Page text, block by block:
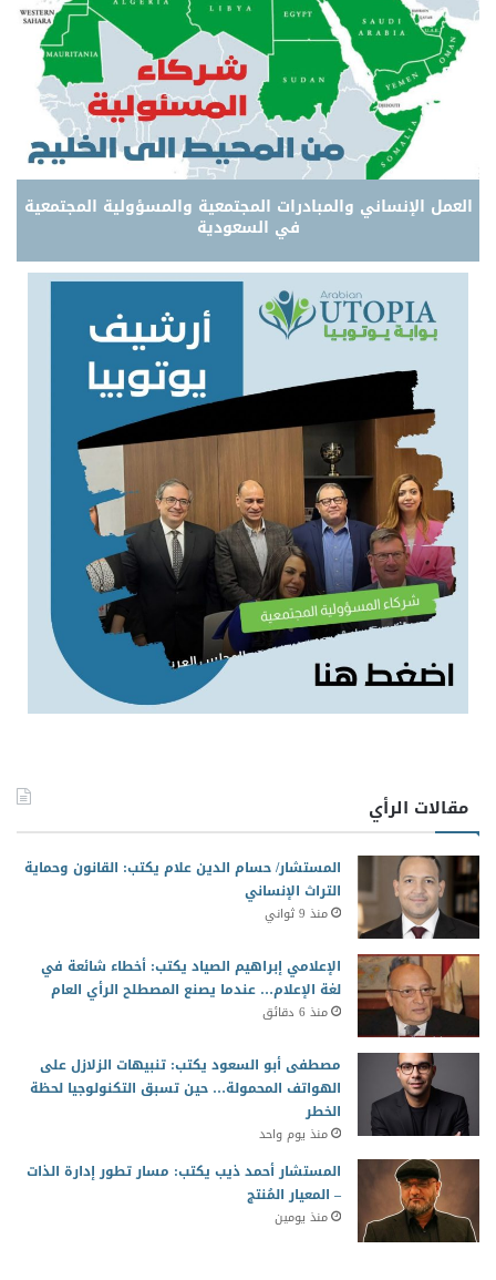
العمل الإنساني والمبادرات المجتمعية والمسؤولية المجتمعية
في السعودية
مقالات الرأي
المستشار/ حسام الدين علام يكتب: القانون وحماية
التراث الإنساني
منذ 9 ثواني
الإعلامي إبراهيم الصياد يكتب: أخطاء شائعة في
لغة الإعلام… عندما يصنع المصطلح الرأي العام
منذ 6 دقائق
مصطفى أبو السعود يكتب: تنبيهات الزلازل على
الهواتف المحمولة… حين تسبق التكنولوجيا لحظة
الخطر
منذ يوم واحد
المستشار أحمد ذيب يكتب: مسار تطور إدارة الذات
– المعيار المُنتج
منذ يومين